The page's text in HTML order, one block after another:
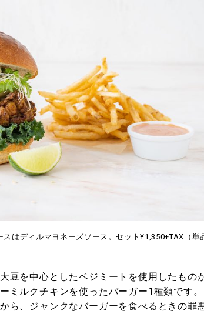
はディルマヨネーズソース。セット¥1,350+TAX（単
豆を中心としたベジミートを使用したもの
ミルクチキンを使ったバーガー1種類です
ら、ジャンクなバーガーを食べるときの罪